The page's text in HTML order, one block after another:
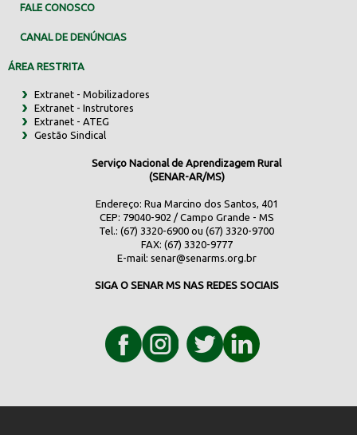
FALE CONOSCO
CANAL DE DENÚNCIAS
ÁREA RESTRITA
Extranet - Mobilizadores
Extranet - Instrutores
Extranet - ATEG
Gestão Sindical
Serviço Nacional de Aprendizagem Rural
(SENAR-AR/MS)
Endereço: Rua Marcino dos Santos, 401
CEP: 79040-902 / Campo Grande - MS
Tel.: (67) 3320-6900 ou (67) 3320-9700
FAX: (67) 3320-9777
E-mail: senar@senarms.org.br
SIGA O SENAR MS NAS REDES SOCIAIS